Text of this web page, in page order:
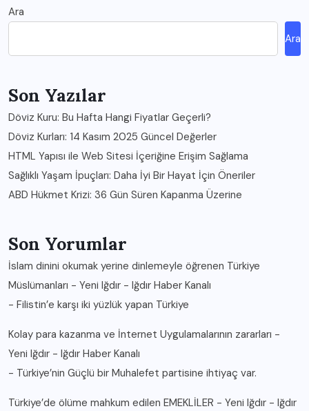
Ara
Ara
Son Yazılar
Döviz Kuru: Bu Hafta Hangi Fiyatlar Geçerli?
Döviz Kurları: 14 Kasım 2025 Güncel Değerler
HTML Yapısı ile Web Sitesi İçeriğine Erişim Sağlama
Sağlıklı Yaşam İpuçları: Daha İyi Bir Hayat İçin Öneriler
ABD Hükmet Krizi: 36 Gün Süren Kapanma Üzerine
Son Yorumlar
İslam dinini okumak yerine dinlemeyle öğrenen Türkiye
Müslümanları - Yeni Iğdır - Iğdır Haber Kanalı
- Filistin’e karşı iki yüzlük yapan Türkiye
Kolay para kazanma ve İnternet Uygulamalarının zararları -
Yeni Iğdır - Iğdır Haber Kanalı
- Türkiye’nin Güçlü bir Muhalefet partisine ihtiyaç var.
Türkiye’de ölüme mahkum edilen EMEKLİLER - Yeni Iğdır - Iğdır